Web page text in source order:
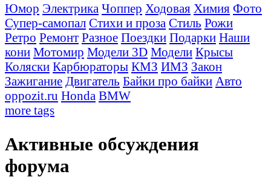
Юмор Электрика Чоппер Ходовая Химия Фото
Супер-самопал Стихи и проза Стиль Рожи
Ретро Ремонт Разное Поездки Подарки Наши
кони Мотомир Модели 3D Модели Крысы
Коляски Карбюраторы КМЗ ИМЗ Закон
Зажигание Двигатель Байки про байки Авто
oppozit.ru Honda BMW
more tags
Активные обсуждения
форума